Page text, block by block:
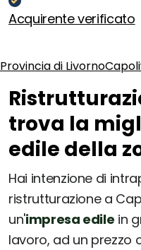
Acquirente verificato
Provincia di Livorno
trova la
edile della
Hai intenzione di
ristrutturazione a
un'impresa edile in
lavoro, ad un prezzo